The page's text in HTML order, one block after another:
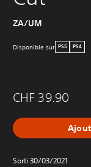
ZA/UM
Disponible sur PS5 PS4
CHF 39.90
Sorti 30/03/2021